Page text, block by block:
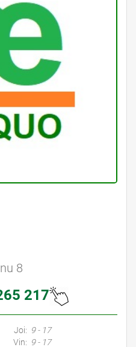
Familiei
8
217
• Avocat Bun Bucuresti • Avocat Bucuresti • Bucuresti Avocat • Avocat
Joi: 9 - 17
Vin: 9 - 17